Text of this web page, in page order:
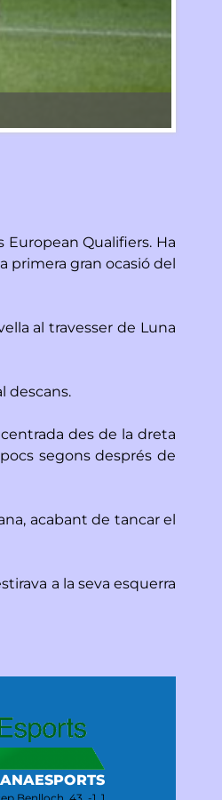
Qualifiers. Ha
primera gran ocasió del
al travesser de Luna
descans.
des de la dreta
segons després de
acabant de tancar el
a la seva esquerra
ANAESPORTS